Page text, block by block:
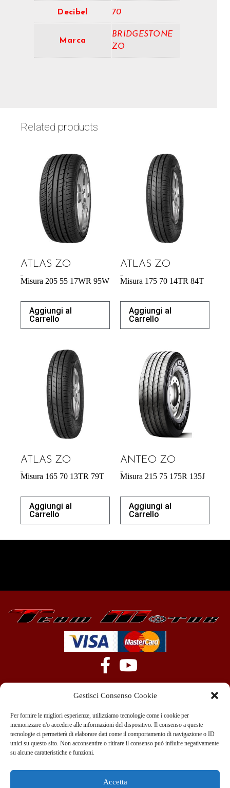
Gestisci Consenso Cookie
Per fornire le migliori esperienze, utilizziamo tecnologie come i cookie per
memorizzare e/o accedere alle informazioni del dispositivo. Il consenso a queste
tecnologie ci permetterà di elaborare dati come il comportamento di navigazione o ID
unici su questo sito. Non acconsentire o ritirare il consenso può influire negativamente
su alcune caratteristiche e funzioni.
Accetta
Decibel 70
Marca
BRIDGESTONE
ZO
Related products
ATLAS ZO
Misura 205 55 17WR 95W
Aggiungi al
Carrello
ATLAS ZO
Misura 175 70 14TR 84T
Aggiungi al
Carrello
ATLAS ZO
Misura 165 70 13TR 79T
Aggiungi al
Carrello
ANTEO ZO
Misura 215 75 175R 135J
Aggiungi al
Carrello
+39 351 970 89 33
info@teammotor.it